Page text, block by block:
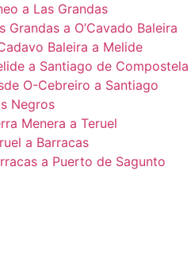
a Las Grandas
Grandas a O’Cavado Baleira
Baleira a Melide
a Santiago de Compostela
O-Cebreiro a Santiago
Negros
Menera a Teruel
a Barracas
a Puerto de Sagunto